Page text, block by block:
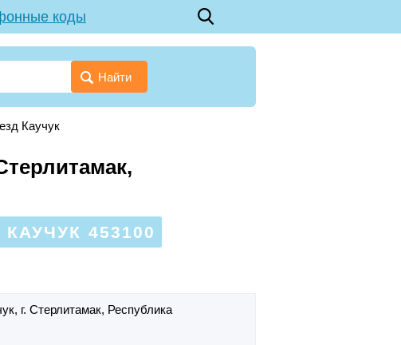
коды
Найти
Каучук
453100
г. Стерлитамак, Республика